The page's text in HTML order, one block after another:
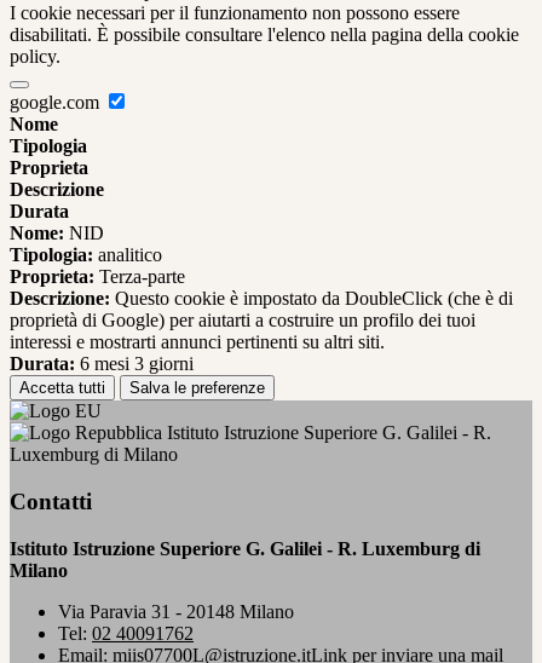
I cookie necessari per il funzionamento non possono essere
disabilitati. È possibile consultare l'elenco nella pagina della cookie
policy.
google.com
Nome
Tipologia
Proprieta
Descrizione
Durata
Nome: NID
Tipologia: analitico
Proprieta: Terza-parte
Descrizione: Questo cookie è impostato da DoubleClick (che è di
proprietà di Google) per aiutarti a costruire un profilo dei tuoi
interessi e mostrarti annunci pertinenti su altri siti.
Durata: 6 mesi 3 giorni
Accetta tutti Salva le preferenze
Istituto Istruzione Superiore G. Galilei - R.
Luxemburg di Milano
Contatti
Istituto Istruzione Superiore G. Galilei - R. Luxemburg di
Milano
Via Paravia 31 - 20148 Milano
Tel: 02 40091762
Email: miis07700L@istruzione.itLink per inviare una mail